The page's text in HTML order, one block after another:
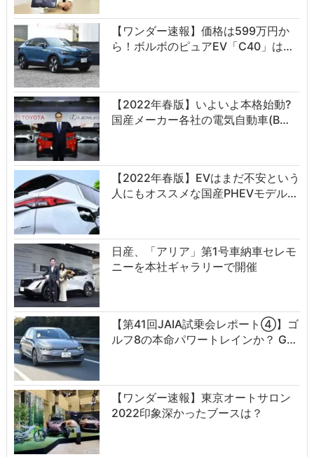
【ワンダー速報】価格は599万円か
ら！ボルボのピュアEV「C40」は…
【2022年春版】いよいよ本格始動?
国産メーカー各社の電気自動車(B…
【2022年春版】EVはまだ不安という
人にもオススメな国産PHEVモデル…
日産、「アリア」第1号車納車セレモ
ニーを本社ギャラリーで開催
【第41回JAIA試乗会レポート④】ゴ
ルフ8の本命パワートレインか？ G…
【ワンダー速報】東京オートサロン
2022印象深かったブースは？